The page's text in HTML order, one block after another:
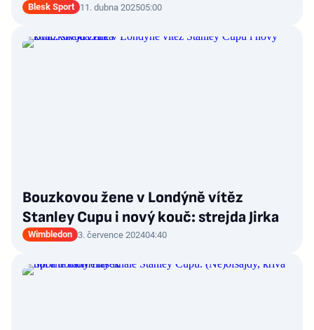
Blesk Sport 11. dubna 202505:00
Bouzkovou žene v Londýně vítěz
Stanley Cupu i nový kouč: strejda Jirka
Wimbledon 3. července 202404:40